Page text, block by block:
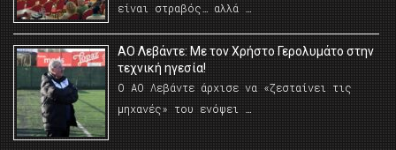
είναι στραβός… αλλά …
ΑΟ Λεβάντε: Με τον Χρήστο Γερολυμάτο στην
τεχνική ηγεσία!
Ο ΑΟ Λεβάντε άρχισε να «ζεσταίνει τις
μηχανές» του ενόψει …